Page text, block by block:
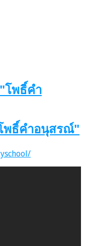
พธิ์คำอนุสรณ์"